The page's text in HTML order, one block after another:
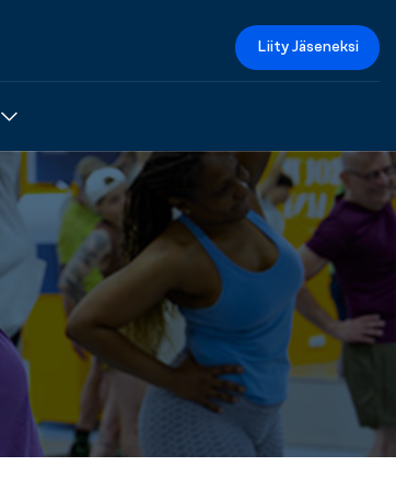
Liity Jäseneksi